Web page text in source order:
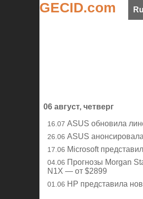
GECID.com ru
06 август, четверг
16.07 ASUS обновила
26.06 ASUS
17.06 Microsoft
04.06 Прогнозы Morgan
N1X — от $2899
01.06 HP представила